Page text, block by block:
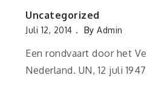
Uncategorized
Juli 12, 2014 ByAdmin
Een rondvaart door het
Nederland. UN, 12 juli